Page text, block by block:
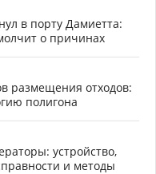
в порту Дамиетта:
о причинах
размещения отходов:
полигона
устройство,
и методы